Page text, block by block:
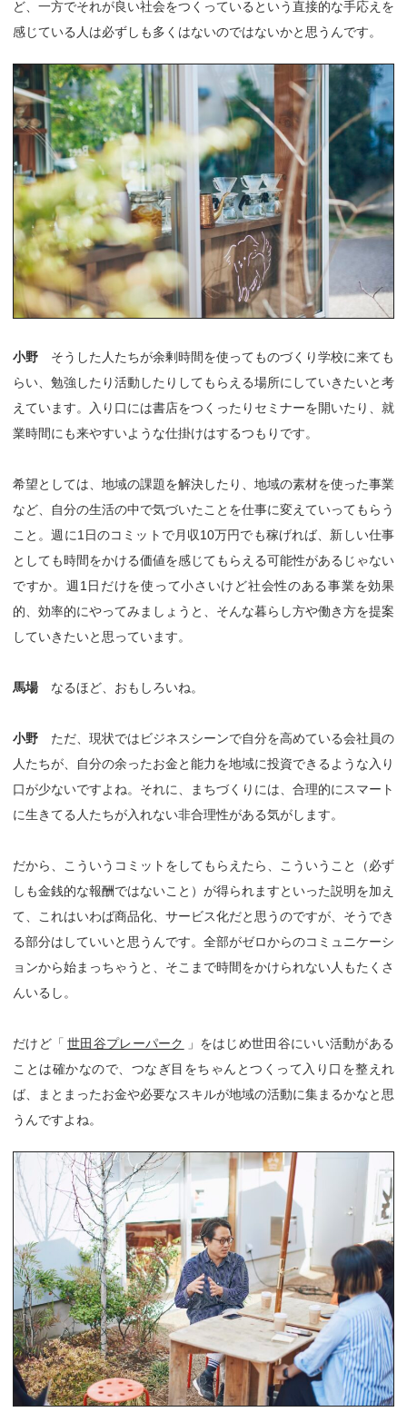
ど、一方でそれが良い社会をつくっているという直接的な手応えを
感じている人は必ずしも多くはないのではないかと思うんです。
小野 そうした人たちが余剰時間を使ってものづくり学校に来ても
らい、勉強したり活動したりしてもらえる場所にしていきたいと考
えています。入り口には書店をつくったりセミナーを開いたり、就
業時間にも来やすいような仕掛けはするつもりです。
希望としては、地域の課題を解決したり、地域の素材を使った事業
など、自分の生活の中で気づいたことを仕事に変えていってもらう
こと。週に1日のコミットで月収10万円でも稼げれば、新しい仕事
としても時間をかける価値を感じてもらえる可能性があるじゃない
ですか。週1日だけを使って小さいけど社会性のある事業を効果
的、効率的にやってみましょうと、そんな暮らし方や働き方を提案
していきたいと思っています。
馬場なるほど、おもしろいね。
小野 ただ、現状ではビジネスシーンで自分を高めている会社員の
人たちが、自分の余ったお金と能力を地域に投資できるような入り
口が少ないですよね。それに、まちづくりには、合理的にスマート
に生きてる人たちが入れない非合理性がある気がします。
だから、こういうコミットをしてもらえたら、こういうこと（必ず
しも金銭的な報酬ではないこと）が得られますといった説明を加え
て、これはいわば商品化、サービス化だと思うのですが、そうでき
る部分はしていいと思うんです。全部がゼロからのコミュニケーシ
ョンから始まっちゃうと、そこまで時間をかけられない人もたくさ
んいるし。
だけど「 世田谷プレーパーク
」をはじめ世田谷にいい活動がある
ことは確かなので、つなぎ目をちゃんとつくって入り口を整えれ
ば、まとまったお金や必要なスキルが地域の活動に集まるかなと思
うんですよね。